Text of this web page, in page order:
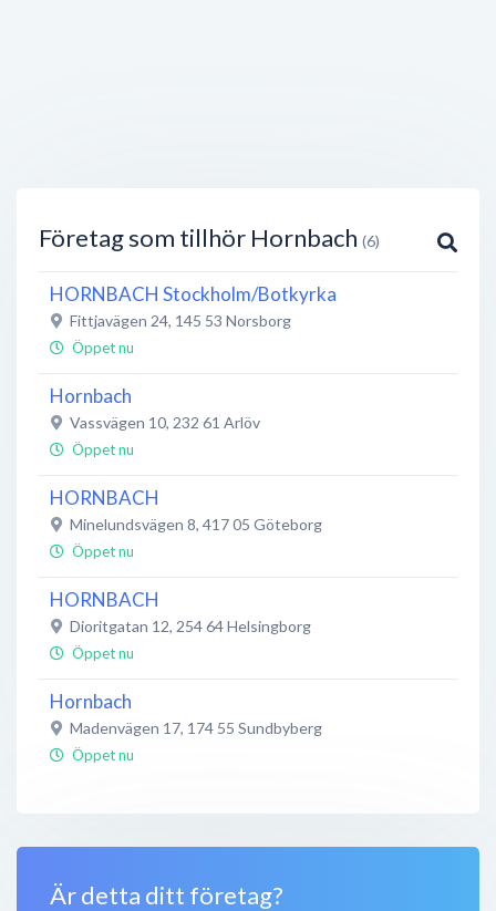
Är detta ditt företag?
Företag som tillhör Hornbach (6)
HORNBACH Stockholm/Botkyrka
Fittjavägen 24, 145 53 Norsborg
Öppet nu
Hornbach
Vassvägen 10, 232 61 Arlöv
Öppet nu
HORNBACH
Minelundsvägen 8, 417 05 Göteborg
Öppet nu
HORNBACH
Dioritgatan 12, 254 64Helsingborg
Öppet nu
Hornbach
Madenvägen 17, 174 55 Sundbyberg
Öppet nu